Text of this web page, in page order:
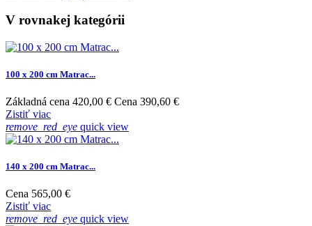
V rovnakej kategórii
100 x 200 cm Matrac...
Základná cena 420,00 € Cena 390,60 €
Zistiť viac
remove_red_eye quick view
140 x 200 cm Matrac...
Cena 565,00 €
Zistiť viac
remove_red_eye quick view